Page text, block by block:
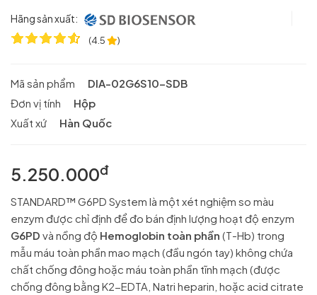
Hãng sản xuất:
(4.5 )
Mã sản phẩm
DIA-02G6S10-SDB
Đơn vị tính
Hộp
Xuất xứ
Hàn Quốc
5.250.000đ
STANDARD™ G6PD System là một xét nghiệm so màu
enzym được chỉ định để đo bán định lượng hoạt độ enzym
G6PD và nồng độ Hemoglobin toàn phần (T-Hb) trong
mẫu máu toàn phần mao mạch (đầu ngón tay) không chứa
chất chống đông hoặc máu toàn phần tĩnh mạch (được
chống đông bằng K2-EDTA, Natri heparin, hoặc acid citrate